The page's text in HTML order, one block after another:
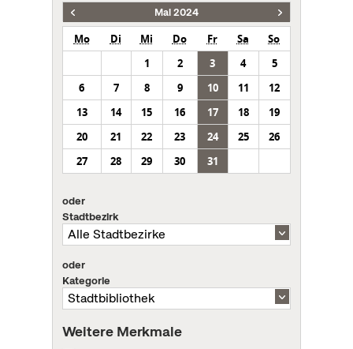
Mai 2024
Mo Di Mi Do Fr Sa
So
1
2 3 4
5
6
7 8 9 10 11
12
13
14 15 16 17 18
19
20
21 22 23 24 25
26
27
28 29 30 31
oder
Stadtbezirk
oder
Kategorie
Weitere Merkmale